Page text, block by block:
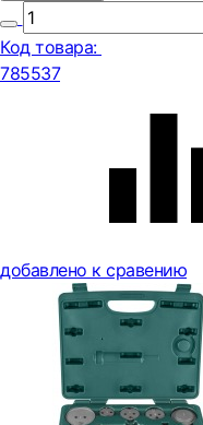
Код товара:
785537
добавлено к сравению